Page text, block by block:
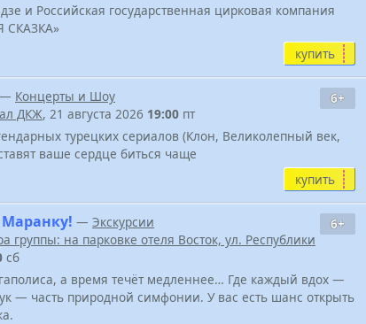
и Российская государственная цирковая компания
СКАЗКА»
купить
6+
— Концерты и Шоу
ДКЖ, 21 августа 2026 19:00 пт
турецких сериалов (Клон, Великолепный век,
ваше сердце биться чаще
купить
6+
Маранку! — Экскурсии
группы: на парковке отеля Восток, ул. Республики
сб
а время течёт медленнее… Где каждый вдох —
— часть природной симфонии. У вас есть шанс открыть